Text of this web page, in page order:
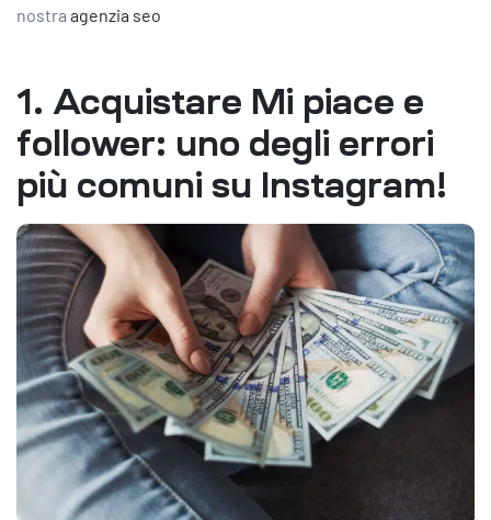
nostra agenzia seo
1. Acquistare Mi piace e
follower: uno degli errori
più comuni su Instagram!